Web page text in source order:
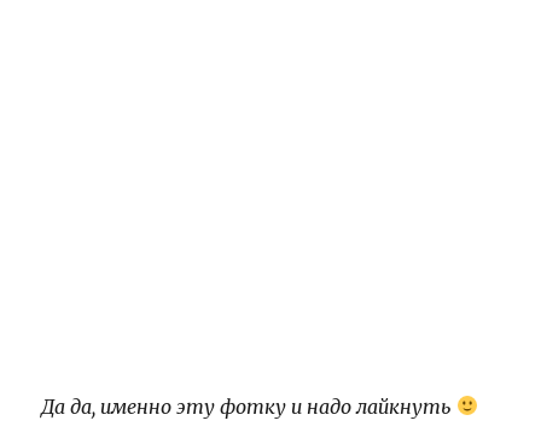
Да да, именно эту фотку и надо лайкнуть